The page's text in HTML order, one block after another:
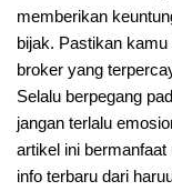
memberikan
bijak. Pastikan
broker yang
Selalu berpegang
jangan terlalu
artikel ini
info terbaru dari